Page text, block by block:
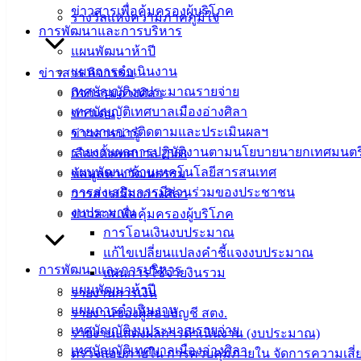
ข่าวสารเพื่อคุ้มครองผู้บริโภค
การพัฒนาและการบริหาร
แผนพัฒนาห้าปี
แผนการดำเนินงาน
เทศบัญญัติงบประมาณรายจ่าย
เทศบัญญัติเทศบาลเมืองอ่างศิลา
รายงานการติดตามและประเมินผลฯ
รายงานผลการปฏิบัติงานตามนโยบายนายกเทศมนต
แผนพัฒนาด้านเทคโนโลยีสารสนเทศ
การส่งเสริมการมีส่วนร่วมของประชาชน
งบประมาณ
การโอนเงินงบประมาณ
แก้ไขเปลี่ยนแปลงคำชี้แจงงบประมาณ
แผนการใช้จ่ายงินรวม
รายงานการเงิน
รายงานของผู้สอบบัญชี สตง.
รายงานแสดงผลการดำเนินงาน (งบประมาณ)
ตรวจสอบภายใน การควบคุมภายใน จัดการความเสี่
รางวัลแห่งความภาคภูมิใจ
ข่าวสาร กิจกรรม
กิจกรรมอ่างศิลา
ข่าวเด่น
ข่าวสารน่ารู้
เลือกตั้งเทศบาล 2568
ข้อมูลทางวัฒนธรรม
วารสารเมืองอ่างศิลา
ข่าวสารเพื่อคุ้มครองผู้บริโภค
การพัฒนาและการบริหาร
แผนพัฒนาห้าปี
แผนการดำเนินงาน
เทศบัญญัติงบประมาณรายจ่าย
เทศบัญญัติเทศบาลเมืองอ่างศิลา
ที่ตั้ง : สำนักงานเทศบาลเมืองอ่างศิลา 90/338 ม.3
ต.เสม็ด อ.เมือง จ.ชลบุรี 20000
ติดต่อ :038-142-100-104
บริการประชาชน
ดาวน์โหลดแบบฟอร์ม, เอกสาร
คู่มือสำหรับประชาชน/คู่มือการปฏิบัติงาน
ข่าวสารน่ารู้
ศุนย์ข้อมูลข่าวสารอิเล็กทรอนิกส์
องค์ความรู้ (Knowledge Management)
ติดต่อเทศบาล
สายตรงนายก
ประวัติเทศบาล